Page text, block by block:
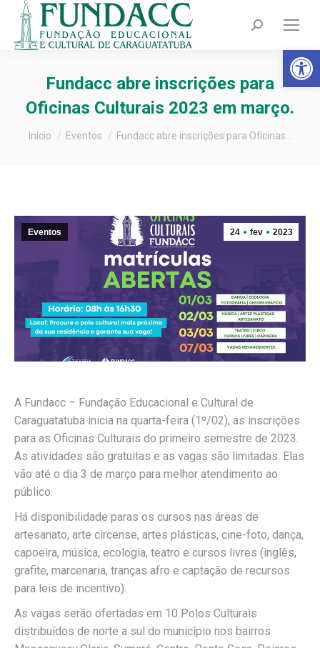
Barra de
Search:
Fundacc abre inscrições para
Oficinas Culturais 2023 em março.
Você está aqui:
Início Eventos Fundacc abre inscrições para Oficinas…
24 fev 2023
Eventos
A Fundacc – Fundação Educacional e Cultural de
Caraguatatuba inicia na quarta-feira (1º/02), as inscrições
para as Oficinas Culturais do primeiro semestre de 2023.
As atividades são gratuitas e as vagas são limitadas. Elas
vão até o dia 3 de março para melhor atendimento ao
público.
Há disponibilidade paras os cursos nas áreas de
artesanato, arte circense, artes plásticas, cine-foto, dança,
capoeira, música, ecologia, teatro e cursos livres (inglês,
grafite, marcenaria, tranças afro e captação de recursos
para leis de incentivo).
As vagas serão ofertadas em 10 Polos Culturais
distribuídos de norte a sul do município nos bairros